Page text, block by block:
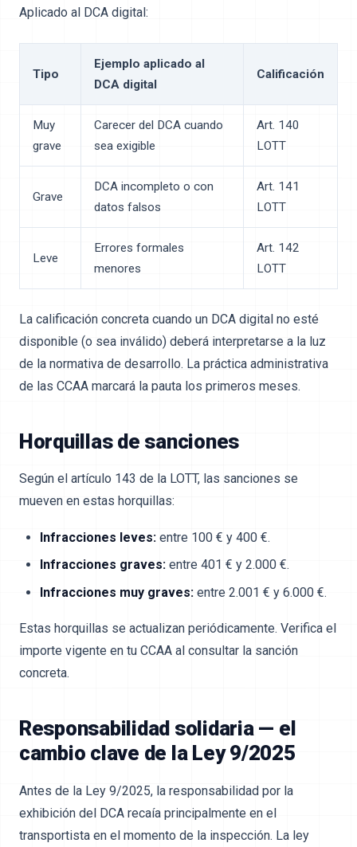
Aplicado al DCA digital:
Tipo
Ejemplo aplicado al
DCA digital
Calificación
Muy
grave
Carecer del DCA cuando
sea exigible
Art. 140
LOTT
Grave
DCA incompleto o con
datos falsos
Art. 141
LOTT
Leve
Errores formales
menores
Art. 142
LOTT
La calificación concreta cuando un DCA digital no esté
disponible (o sea inválido) deberá interpretarse a la luz
de la normativa de desarrollo. La práctica administrativa
de las CCAA marcará la pauta los primeros meses.
Horquillas de sanciones
Según el artículo 143 de la LOTT, las sanciones se
mueven en estas horquillas:
Infracciones leves:entre 100 € y 400 €.
Infracciones graves:entre 401 € y 2.000 €.
Infracciones muy graves:entre 2.001 € y 6.000 €.
Estas horquillas se actualizan periódicamente. Verifica el
importe vigente en tu CCAA al consultar la sanción
concreta.
Responsabilidad solidaria — el
cambio clave de la Ley 9/2025
Antes de la Ley 9/2025, la responsabilidad por la
exhibición del DCA recaía principalmente en el
transportista en el momento de la inspección. La ley